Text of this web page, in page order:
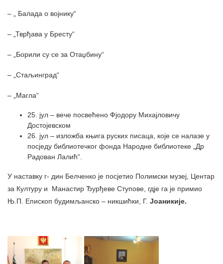
– „ Балада о војнику“
– „Тврђава у Бресту“
– „Борили су се за Отаџбину“
– „Стаљинград“
– „Магла“
25. јул – вече посвећено Фјодору Михајловичу
Достојевском
26. јул – изложба књига руских писаца, које се налазе у
посједу библиотечког фонда Народне библиотеке „Др
Радован Лалић“.
У наставку г- дин Белченко је посјетио Полимски музеј, Центар
за Културу и Манастир Ђурђеве Ступове, гдје га је примио
Њ.П. Епископ будимљанско – никшићки, Г. Јоаникије.